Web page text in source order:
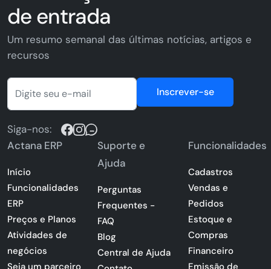
de entrada
Um resumo semanal das últimas notícias, artigos e
recursos
Inscrever-se
Siga-nos:
Actana ERP
Início
Funcionalidades
ERP
Preços e Planos
Atividades de
negócios
Suporte e
Ajuda
Perguntas
Frequentes -
FAQ
Blog
Central de Ajuda
Funcionalidades
Cadastros
Vendas e
Pedidos
Estoque e
Compras
Financeiro